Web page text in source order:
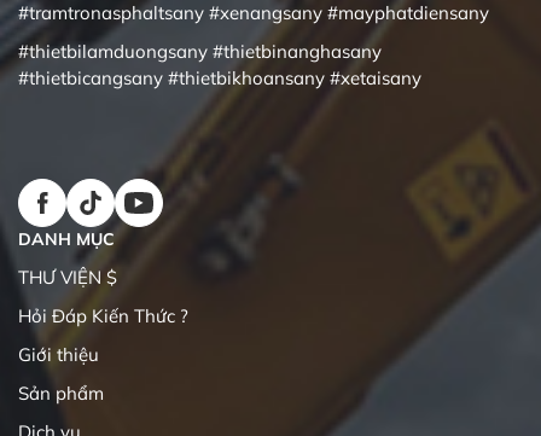
#tramtronasphaltsany #xenangsany #mayphatdiensany
#thietbilamduongsany #thietbinanghasany
#thietbicangsany #thietbikhoansany #xetaisany
DANH MỤC
THƯ VIỆN $
Hỏi Đáp Kiến Thức ?
Giới thiệu
Sản phẩm